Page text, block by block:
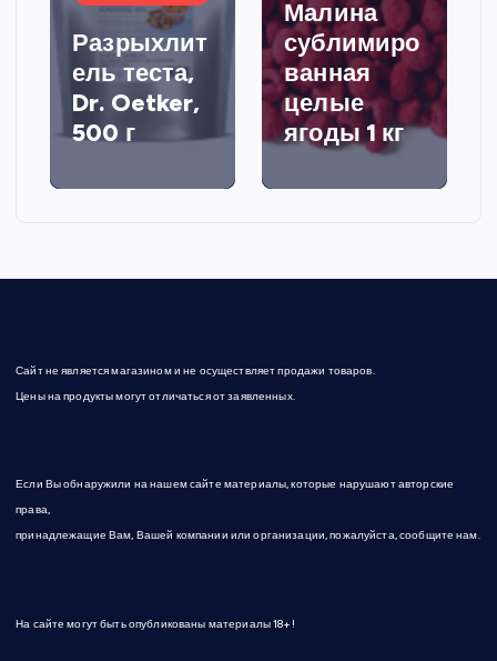
Разрыхлит
ель теста,
Dr. Oetker,
500 г
Малина
сублимиро
ванная
целые
ягоды 1 кг
Сайт не является магазином и не осуществляет продажи товаров.
Цены на продукты могут отличаться от заявленных.
Если Вы обнаружили на нашем сайте материалы, которые нарушают авторские
права,
принадлежащие Вам, Вашей компании или организации, пожалуйста, сообщите нам.
На сайте могут быть опубликованы материалы 18+!